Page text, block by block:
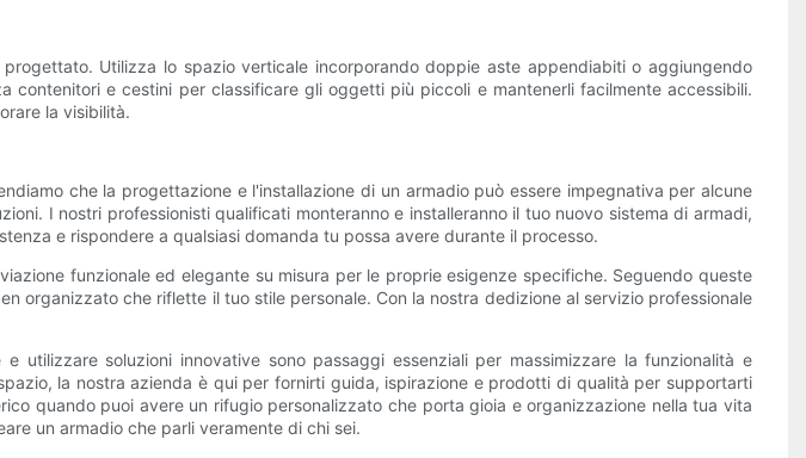
Utilizza lo spazio verticale incorporando doppie aste appendiabiti o aggiungendo
e cestini per classificare gli oggetti più piccoli e mantenerli facilmente accessibili.
la visibilità.
che la progettazione e l'installazione di un armadio può essere impegnativa per alcune
I nostri professionisti qualificati monteranno e installeranno il tuo nuovo sistema di armadi,
e rispondere a qualsiasi domanda tu possa avere durante il processo.
funzionale ed elegante su misura per le proprie esigenze specifiche. Seguendo queste
organizzato che riflette il tuo stile personale. Con la nostra dedizione al servizio professionale
soluzioni innovative sono passaggi essenziali per massimizzare la funzionalità e
la nostra azienda è qui per fornirti guida, ispirazione e prodotti di qualità per supportarti
quando puoi avere un rifugio personalizzato che porta gioia e organizzazione nella tua vita
un armadio che parli veramente di chi sei.